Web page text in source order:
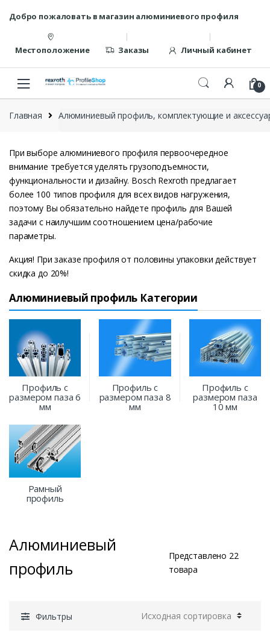
содержанию
Добро пожаловать в магазин алюминиевого профиля
Местоположение Заказы Личный кабинет
0
Главная Алюминиевый профиль, комплектующие и
При выборе алюминиевого профиля первоочередное
внимание требуется уделять грузоподъемности,
функциональности и дизайну. Bosch Rexroth предлагает
более 100 типов профиля для всех видов нагружения,
поэтому Вы обязательно найдете профиль для Вашей
задачи с наилучшим соотношением цена/рабочие
параметры.
Акция! При заказе профиля от половины упаковки действует
скидка до 20%!
Алюминиевый профиль Категории
Профиль с
размером паза 6
мм
Профиль с
размером паза 8
мм
Профиль с
размером паза
10 мм
Рамный
профиль
Алюминиевый
профиль
Представлено 22
товара
Фильтры